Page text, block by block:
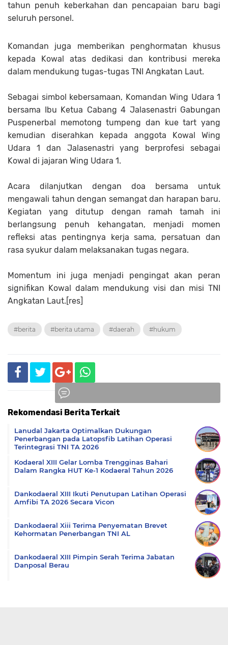
tahun penuh keberkahan dan pencapaian baru bagi
seluruh personel.
Komandan juga memberikan penghormatan khusus
kepada Kowal atas dedikasi dan kontribusi mereka
dalam mendukung tugas-tugas TNI Angkatan Laut.
Sebagai simbol kebersamaan, Komandan Wing Udara 1
bersama Ibu Ketua Cabang 4 Jalasenastri Gabungan
Puspenerbal memotong tumpeng dan kue tart yang
kemudian diserahkan kepada anggota Kowal Wing
Udara 1 dan Jalasenastri yang berprofesi sebagai
Kowal di jajaran Wing Udara 1.
Acara dilanjutkan dengan doa bersama untuk
mengawali tahun dengan semangat dan harapan baru.
Kegiatan yang ditutup dengan ramah tamah ini
berlangsung penuh kehangatan, menjadi momen
refleksi atas pentingnya kerja sama, persatuan dan
rasa syukur dalam melaksanakan tugas negara.
Momentum ini juga menjadi pengingat akan peran
signifikan Kowal dalam mendukung visi dan misi TNI
Angkatan Laut.[res]
#berita #berita utama #daerah #hukum
Rekomendasi Berita Terkait
Lanudal Jakarta Optimalkan Dukungan
Penerbangan pada Latopsfib Latihan Operasi
Terintegrasi TNI TA 2026
Kodaeral XIII Gelar Lomba Trengginas Bahari
Dalam Rangka HUT Ke-1 Kodaeral Tahun 2026
Dankodaeral XIII Ikuti Penutupan Latihan Operasi
Amfibi TA 2026 Secara Vicon
Dankodaeral Xiii Terima Penyematan Brevet
Kehormatan Penerbangan TNI AL
Dankodaeral XIII Pimpin Serah Terima Jabatan
Danposal Berau